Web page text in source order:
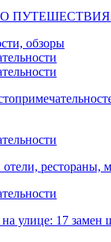
О
обзоры
рестораны,
улице: 17 замен